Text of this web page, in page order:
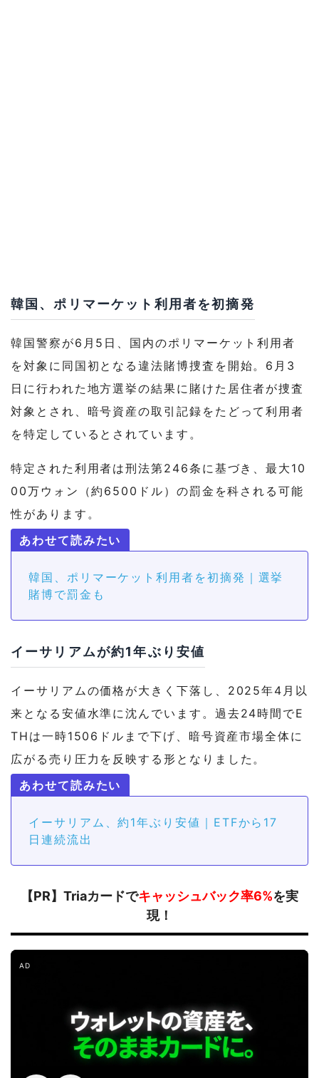
韓国、ポリマーケット利用者を初摘発
韓国警察が6月5日、国内のポリマーケット利用者
を対象に同国初となる違法賭博捜査を開始。6月3
日に行われた地方選挙の結果に賭けた居住者が捜査
対象とされ、暗号資産の取引記録をたどって利用者
を特定しているとされています。
特定された利用者は刑法第246条に基づき、最大10
00万ウォン（約6500ドル）の罰金を科される可能
性があります。
韓国、ポリマーケット利用者を初摘発｜選挙
賭博で罰金も
イーサリアムが約1年ぶり安値
イーサリアムの価格が大きく下落し、2025年4月以
来となる安値水準に沈んでいます。過去24時間でE
THは一時1506ドルまで下げ、暗号資産市場全体に
広がる売り圧力を反映する形となりました。
イーサリアム、約1年ぶり安値｜ETFから17
日連続流出
【PR】Triaカードでキャッシュバック率6%を実
現！
AD